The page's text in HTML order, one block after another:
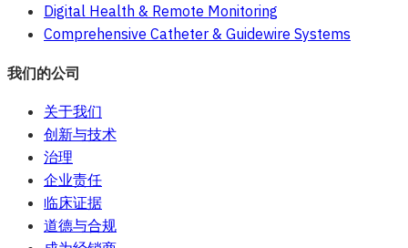
Digital Health & Remote Monitoring
Comprehensive Catheter & Guidewire Systems
我们的公司
关于我们
创新与技术
治理
企业责任
临床证据
道德与合规